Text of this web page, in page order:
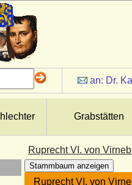
an: Dr.
Grabstätten
Ruprecht VI. von
Stammbaum anzeigen
Ruprecht VI. von